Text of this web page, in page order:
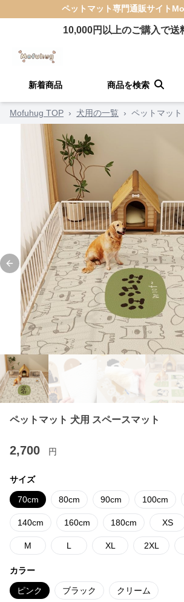
ペットマット専門通販サイト
10,000円以上のご購入で送
新着商品 商品を検索
Mofuhug TOP › 犬用の一覧 › ペットマッ
Previous slide
ペットマット 犬用 スペースマット
2,700 円
サイズ
70cm 80cm 90cm 100cm
140cm 160cm 180cm XS
M L XL 2XL
カラー
ピンク ブラック クリーム